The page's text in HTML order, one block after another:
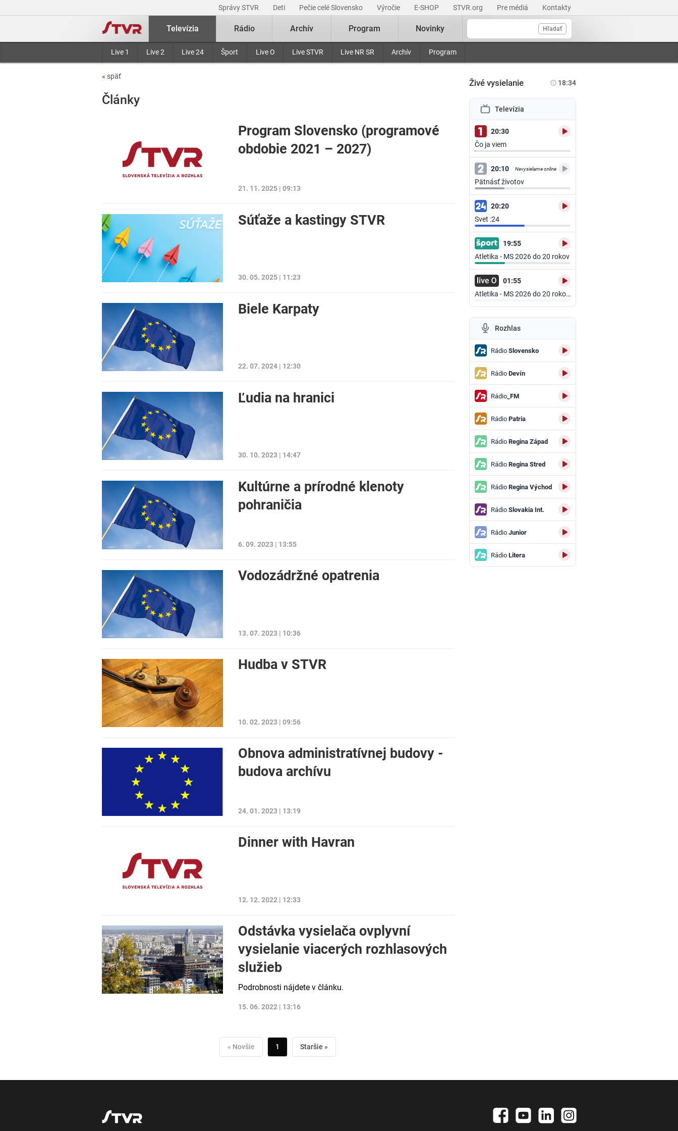
Správy STVR Deti Pečie celé Slovensko Výročie E-SHOP STVR.org Pre médiá Kontakty
Hľadať
Televízia
Live 1 Live 2 Live 24 Šport Live O Live STVR Live NR SR Archív Program
Rádio Archív Program Novinky
« späť
Články
Program Slovensko (programové
obdobie 2021 – 2027)
21. 11. 2025 | 09:13
Súťaže a kastingy STVR
30. 05. 2025 | 11:23
Biele Karpaty
22. 07. 2024 | 12:30
Ľudia na hranici
30. 10. 2023 | 14:47
Kultúrne a prírodné klenoty
pohraničia
6. 09. 2023 | 13:55
Vodozádržné opatrenia
13. 07. 2023 | 10:36
Hudba v STVR
10. 02. 2023 | 09:56
Obnova administratívnej budovy -
budova archívu
24. 01. 2023 | 13:19
Dinner with Havran
12. 12. 2022 | 12:33
Odstávka vysielača ovplyvní
vysielanie viacerých rozhlasových
služieb
Podrobnosti nájdete v článku.
15. 06. 2022 | 13:16
« Novšie 1 Staršie »
Živé vysielanie 18:34
Televízia
20:30
Čo ja viem
20:10 Nevysielame online
Pätnásť životov
20:20
Svet :24
19:55
Atletika - MS 2026 do 20 rokov
01:55
Atletika - MS 2026 do 20 rokov Eugene (3. deň)
Rozhlas
RádioSlovensko
RádioDevín
Rádio_FM
RádioPatria
RádioRegina Západ
RádioRegina Stred
RádioRegina Východ
RádioSlovakia Int.
RádioJunior
RádioLitera